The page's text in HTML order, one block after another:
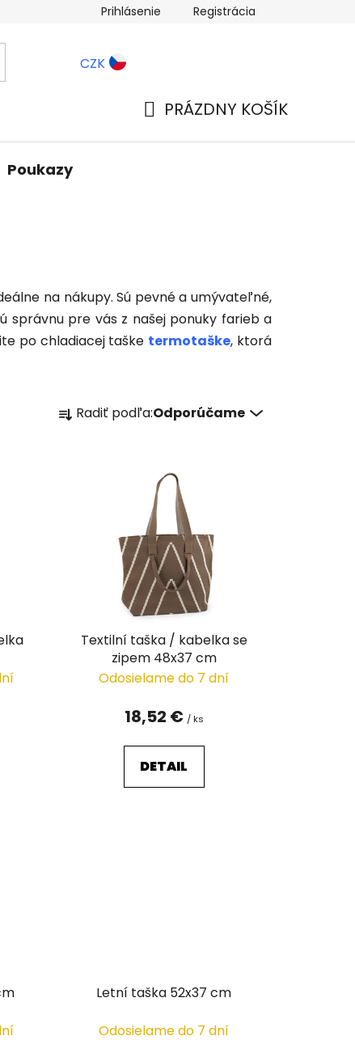
Blog
Prihlásenie Registrácia
CZK
PRÁZDNY KOŠÍK
Poukazy
na nákupy. Sú pevné a umývateľné,
správnu pre vás z našej ponuky farieb a
po chladiacej taške termotaške, ktorá
a Radiť podľa:Odporúčame
Textilní taška / kabelka se
zipem 48x37 cm
Odosielame do 7 dní
18,52 € / ks
DETAIL
Letní taška 52x37 cm
Odosielame do 7 dní